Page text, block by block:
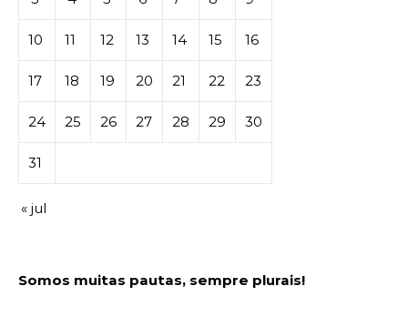
10 11 12 13 14 15 16
17 18 19 20 21 22 23
24 25 26 27 28 29 30
31
« jul
Somos muitas pautas, sempre plurais!